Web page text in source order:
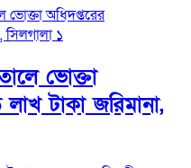
ভোক্তা
টাকা জরিমানা,